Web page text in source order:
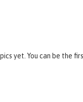
yet. You can be the